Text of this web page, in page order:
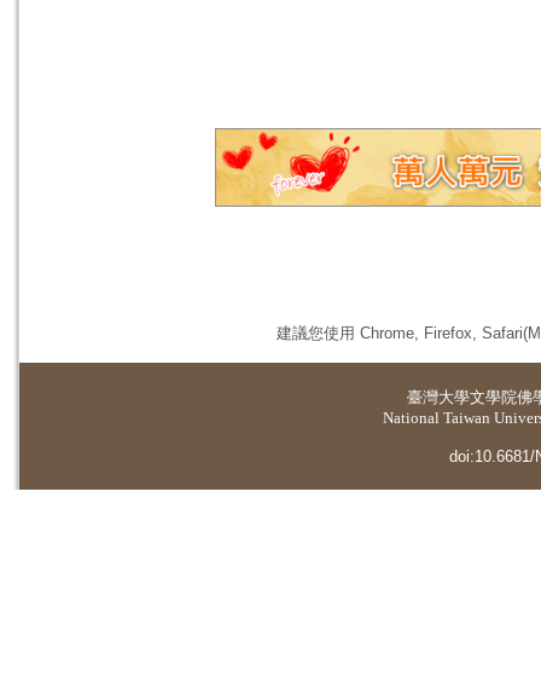
建議您使用 Chrome, Firefox,
臺灣大學文學院佛
National Taiwan
doi:10.6681/